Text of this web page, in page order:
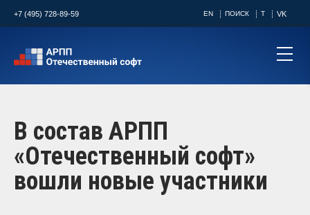
+7 (495) 728-89-59 EN ПОИСК T VK
В состав АРПП
«Отечественный софт»
вошли новые участники